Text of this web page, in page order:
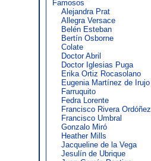
Famosos
Alejandra Prat
Allegra Versace
Belén Esteban
Bertín Osborne
Colate
Doctor Abril
Doctor Iglesias Puga
Erika Ortiz Rocasolano
Eugenia Martínez de Irujo
Farruquito
Fedra Lorente
Francisco Rivera Ordóñez
Francisco Umbral
Gonzalo Miró
Heather Mills
Jacqueline de la Vega
Jesulín de Ubrique